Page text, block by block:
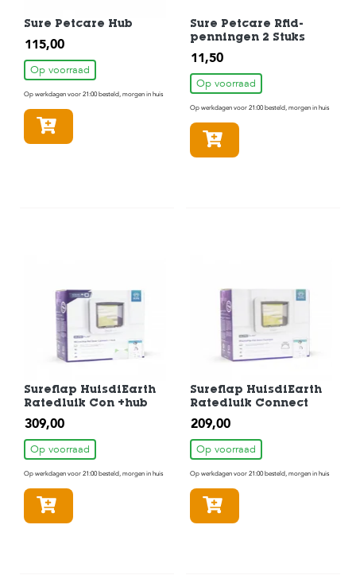
Sure Petcare Hub
115,00
Op voorraad
Op werkdagen voor 21:00 besteld, morgen in huis
Sure Petcare Rfid-
penningen 2 Stuks
11,50
Op voorraad
Op werkdagen voor 21:00 besteld, morgen in huis
Sureflap HuisdiEarth
Ratedluik Con +hub
309,00
Op voorraad
Op werkdagen voor 21:00 besteld, morgen in huis
Sureflap HuisdiEarth
Ratedluik Connect
209,00
Op voorraad
Op werkdagen voor 21:00 besteld, morgen in huis